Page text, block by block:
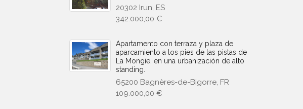
20302 Irun, ES
342.000,00 €
Apartamento con terraza y plaza de
aparcamiento a los pies de las pistas de
La Mongie, en una urbanización de alto
standing.
65200 Bagnères-de-Bigorre, FR
109.000,00 €